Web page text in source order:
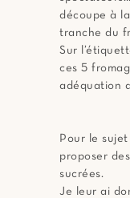
découpe à
tranche du
Sur
ces 5
adéquation
Pour le
proposer
sucrées.
Je leur ai